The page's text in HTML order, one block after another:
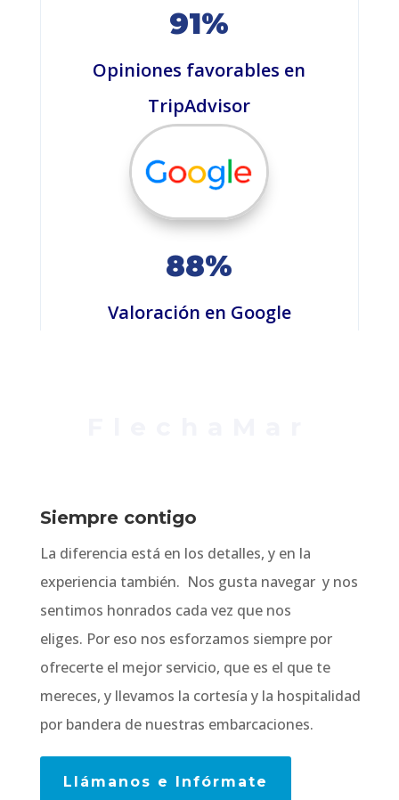
91%
Opiniones favorables en
TripAdvisor
88%
Valoración en Google
Siempre contigo
La diferencia está en los detalles, y en la
experiencia también. Nos gusta navegar y nos
sentimos honrados cada vez que nos
eliges. Por eso nos esforzamos siempre por
ofrecerte el mejor servicio, que es el que te
mereces, y llevamos la cortesía y la hospitalidad
por bandera de nuestras embarcaciones.
Llámanos e Infórmate